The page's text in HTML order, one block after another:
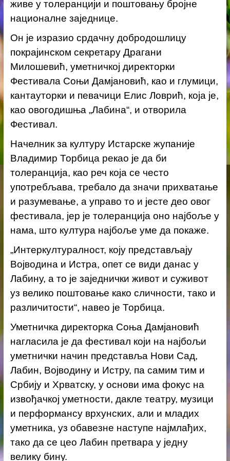
живе у толеранцији и поштовању бројне
националне заједнице.
Он је изразио срдачну добродошлицу
покрајинском секретару Драгани
Милошевић, уметничкој директорки
Фестивала Соњи Дамјановић, као и глумици,
кантауторки и певачици Елис Ловрић, која је,
као овогодишња „Лабина“, и отворила
Фестивал.
Начелник за културу Истарске жупаније
Владимир Торбица рекао је да би
толеранција, као реч која се често
употребљава, требало да значи прихватање
и разумевање, а управо то и јесте део овог
фестивала, јер је толеранција оно најбоље у
нама, што култура најбоље уме да покаже.
„Интеркултуралност, коју представљају
Војводина и Истра, опет се види данас у
Лабину, а то је заједнички живот и суживот
уз велико поштовање како сличности, тако и
различитости“, навео је Торбица.
Уметничка директорка Соња Дамјановић
нагласила је да фестивал који на најбољи
уметнички начин представља Нови Сад,
Лабин, Војводину и Истру, па самим тим и
Србију и Хрватску, у основи има фокус на
извођачкој уметности, дакле театру, музици
и перформансу врхунских, али и младих
уметника, уз обавезне наступе најмлађих,
тако да се цео Лабин претвара у једну
велику бину.